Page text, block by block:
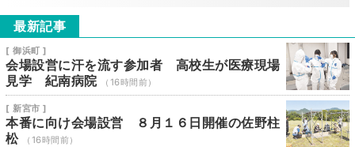
最新記事
[ 御浜町 ]
会場設営に汗を流す参加者 高校生が医療現場
見学 紀南病院
（16時間前）
[ 新宮市 ]
本番に向け会場設営 ８月１６日開催の佐野柱
松
（16時間前）